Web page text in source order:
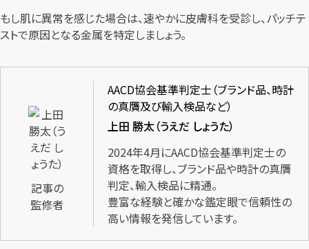
もし肌に異常を感じた場合は、速やかに皮膚科を受診し、パッチテ
ストで原因となる金属を特定しましょう。
記事の
監修者
AACD協会基準判定士（ブランド品、時計
の真贋及び輸入検品など）
上田 勝太（うえだ しょうた）
2024年4月にAACD協会基準判定士の
資格を取得し、ブランド品や時計の真贋
判定、輸入検品に精通。
豊富な経験と確かな鑑定眼で信頼性の
高い情報を発信しています。